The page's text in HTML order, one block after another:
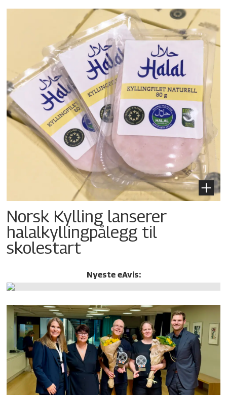
Norsk Kylling lanserer
halalkylling­pålegg til
skolestart
Nyeste eAvis: